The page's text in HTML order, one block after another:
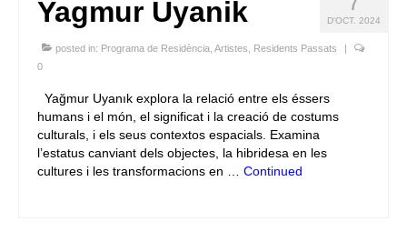
D'OCT. 2024
Yagmur Uyanik
posted in: Programa de Residència Artistes Residents Passats
|
0
Yağmur Uyanık explora la relació entre els éssers
humans i el món, el significat i la creació de costums
culturals, i els seus contextos espacials. Examina
l’estatus canviant dels objectes, la hibridesa en les
cultures i les transformacions en … Continued